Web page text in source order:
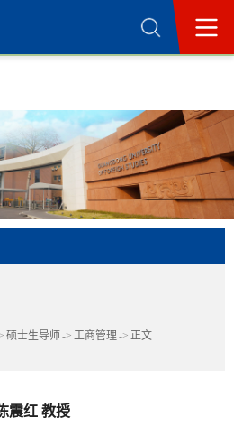
集团)官方网站-Official
硕士生导师 -> 工商管理 -> 正文
震红 教授